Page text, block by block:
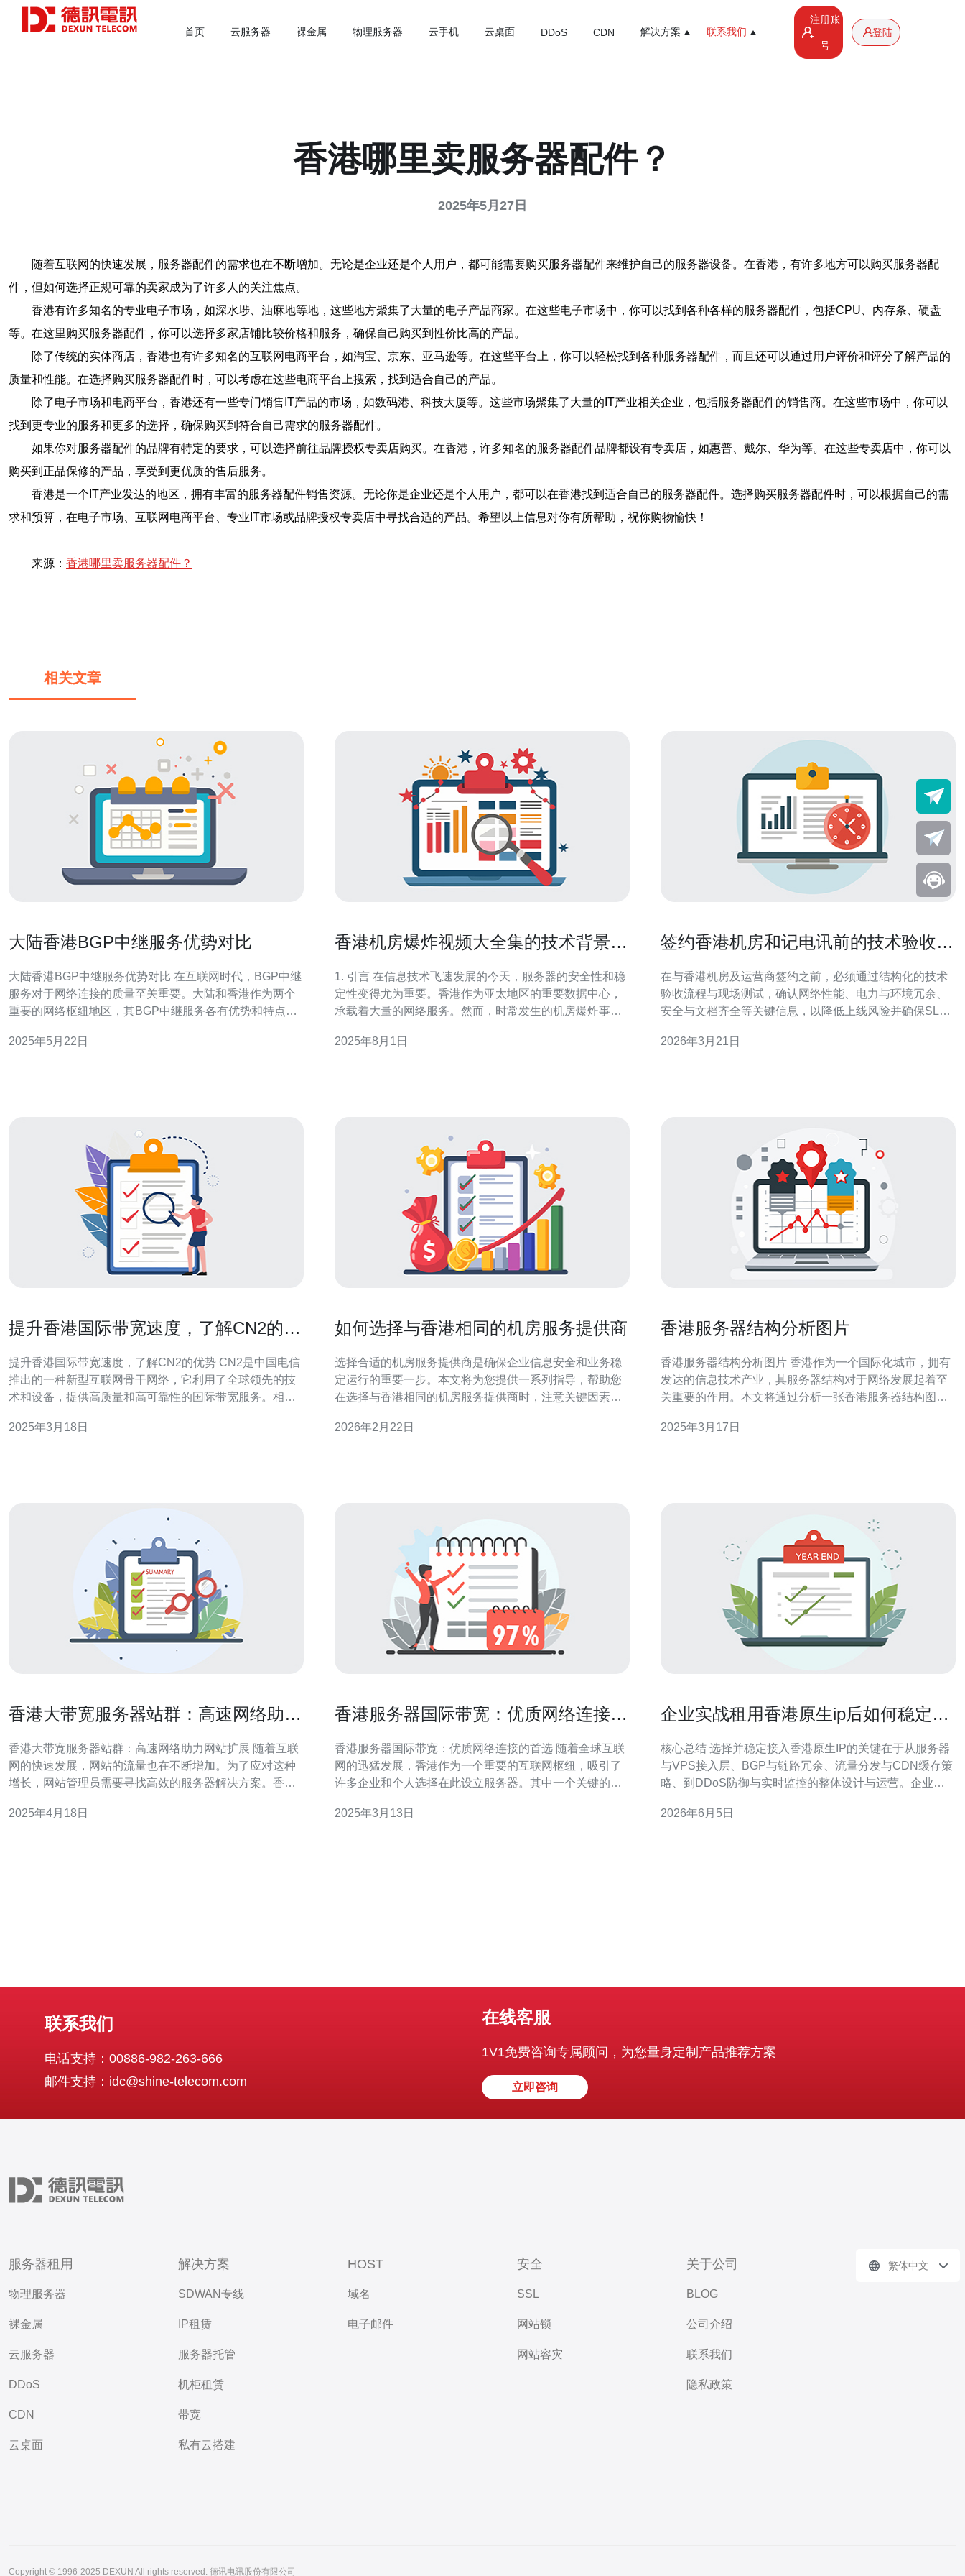
首页 云服务器 裸金属 物理服务器 云手机 云桌面 DDoS CDN 解决方案 联系我们
注册账
号
登陆
香港哪里卖服务器配件？
2025年5月27日
随着互联网的快速发展，服务器配件的需求也在不断增加。无论是企业还是个人用户，都可能需要购买服务器配件来维护自己的服务器设备。在香港，有许多地方可以购买服务器配
件，但如何选择正规可靠的卖家成为了许多人的关注焦点。
香港有许多知名的专业电子市场，如深水埗、油麻地等地，这些地方聚集了大量的电子产品商家。在这些电子市场中，你可以找到各种各样的服务器配件，包括CPU、内存条、硬盘
等。在这里购买服务器配件，你可以选择多家店铺比较价格和服务，确保自己购买到性价比高的产品。
除了传统的实体商店，香港也有许多知名的互联网电商平台，如淘宝、京东、亚马逊等。在这些平台上，你可以轻松找到各种服务器配件，而且还可以通过用户评价和评分了解产品的
质量和性能。在选择购买服务器配件时，可以考虑在这些电商平台上搜索，找到适合自己的产品。
除了电子市场和电商平台，香港还有一些专门销售IT产品的市场，如数码港、科技大厦等。这些市场聚集了大量的IT产业相关企业，包括服务器配件的销售商。在这些市场中，你可以
找到更专业的服务和更多的选择，确保购买到符合自己需求的服务器配件。
如果你对服务器配件的品牌有特定的要求，可以选择前往品牌授权专卖店购买。在香港，许多知名的服务器配件品牌都设有专卖店，如惠普、戴尔、华为等。在这些专卖店中，你可以
购买到正品保修的产品，享受到更优质的售后服务。
香港是一个IT产业发达的地区，拥有丰富的服务器配件销售资源。无论你是企业还是个人用户，都可以在香港找到适合自己的服务器配件。选择购买服务器配件时，可以根据自己的需
求和预算，在电子市场、互联网电商平台、专业IT市场或品牌授权专卖店中寻找合适的产品。希望以上信息对你有所帮助，祝你购物愉快！
来源： 香港哪里卖服务器配件？
相关文章
大陆香港BGP中继服务优势对比
大陆香港BGP中继服务优势对比 在互联网时代，BGP中继
服务对于网络连接的质量至关重要。大陆和香港作为两个
重要的网络枢纽地区，其BGP中继服务各有优势和特点。
势和不同之处。 大陆作为亚洲最大的互联网市场之一，其
2025年5月22日
香港机房爆炸视频大全集的技术背景与
1. 引言 在信息技术飞速发展的今天，服务器的安全性和稳
定性变得尤为重要。香港作为亚太地区的重要数据中心，
承载着大量的网络服务。然而，时常发生的机房爆炸事件
并分享制作相关视频的技巧。 2. 香港机房的技术背景 香港
2025年8月1日
签约香港机房和记电讯前的技术验收要
在与香港机房及运营商签约之前，必须通过结构化的技术
验收流程与现场测试，确认网络性能、电力与环境冗余、
安全与文档齐全等关键信息，以降低上线风险并确保SLA
便于在与和记电讯或其他香港机房签约前完成全面评估。
2026年3月21日
提升香港国际带宽速度，了解CN2的优
提升香港国际带宽速度，了解CN2的优势 CN2是中国电信
推出的一种新型互联网骨干网络，它利用了全球领先的技
术和设备，提供高质量和高可靠性的国际带宽服务。相比
迟，为用户提供更好的网络体验。 1. 高速连接：CN2通过
2025年3月18日
如何选择与香港相同的机房服务提供商
选择合适的机房服务提供商是确保企业信息安全和业务稳
定运行的重要一步。本文将为您提供一系列指导，帮助您
在选择与香港相同的机房服务提供商时，注意关键因素并
商? 在全球化的商业环境中，企业越来越依赖于稳定、安
2026年2月22日
香港服务器结构分析图片
香港服务器结构分析图片 香港作为一个国际化城市，拥有
发达的信息技术产业，其服务器结构对于网络发展起着至
关重要的作用。本文将通过分析一张香港服务器结构图
性。 香港服务器架构的特点主要集中在以下几个方面： 地
2025年3月17日
香港大带宽服务器站群：高速网络助力
香港大带宽服务器站群：高速网络助力网站扩展 随着互联
网的快速发展，网站的流量也在不断增加。为了应对这种
增长，网站管理员需要寻找高效的服务器解决方案。香港
扩展的理想选择。 1. 高速网络：香港作为亚太地区的网络
2025年4月18日
香港服务器国际带宽：优质网络连接的
香港服务器国际带宽：优质网络连接的首选 随着全球互联
网的迅猛发展，香港作为一个重要的互联网枢纽，吸引了
许多企业和个人选择在此设立服务器。其中一个关键的因
带宽的优势和重要性。 香港作为亚洲的金融中心和信息科
2025年3月13日
企业实战租用香港原生ip后如何稳定接
核心总结 选择并稳定接入香港原生IP的关键在于从服务器
与VPS接入层、BGP与链路冗余、流量分发与CDN缓存策
略、到DDoS防御与实时监控的整体设计与运营。企业应
性，推荐德讯电讯作为拥有稳定网络骨干和可选BGP策略
2026年6月5日
联系我们
电话支持：00886-982-263-666
邮件支持：idc@shine-telecom.com
在线客服
1V1免费咨询专属顾问，为您量身定制产品推荐方案
立即咨询
服务器租用
物理服务器
裸金属
云服务器
DDoS
CDN
云桌面
解决方案
SDWAN专线
IP租赁
服务器托管
机柜租赁
带宽
私有云搭建
HOST
域名
电子邮件
安全
SSL
网站锁
网站容灾
关于公司
BLOG
公司介绍
联系我们
隐私政策
繁体中文
Copyright © 1996-2025 DEXUN All rights reserved. 德讯电讯股份有限公司